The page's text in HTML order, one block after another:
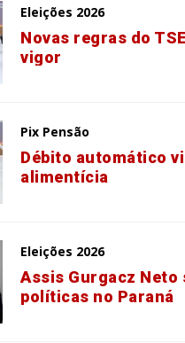
Eleições 2026
Novas regras do
vigor
Pix Pensão
Débito automático
alimentícia
Eleições 2026
Assis Gurgacz Neto
políticas no Paraná